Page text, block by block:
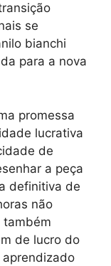
se
bianchi
para a nova
promessa
lucrativa
de
a peça
definitiva de
não
também
de lucro do